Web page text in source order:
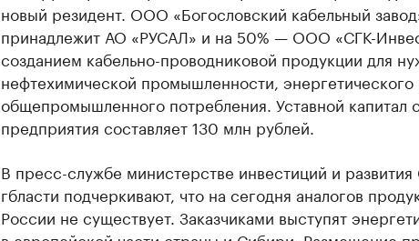
новый резидент. ООО «Богословский кабельный
принадлежит АО «РУСАЛ» и на 50% — ООО «СГК-
созданием кабельно-проводниковой продукции для
нефтехимической промышленности,
общепромышленного потребления. Уставной капитал
предприятия составляет 130 млн рублей.
В пресс-службе министерстве инвестиций и
гбласти подчеркивают, что на сегодня аналогов
России не существует. Заказчиками выступят